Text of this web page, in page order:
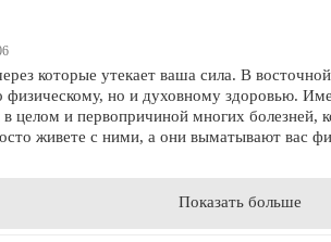
которые утекает ваша сила. В
физическому, но и духовному здоровью.
в целом и первопричиной многих болезней,
живете с ними, а они выматывают вас
Показать больше